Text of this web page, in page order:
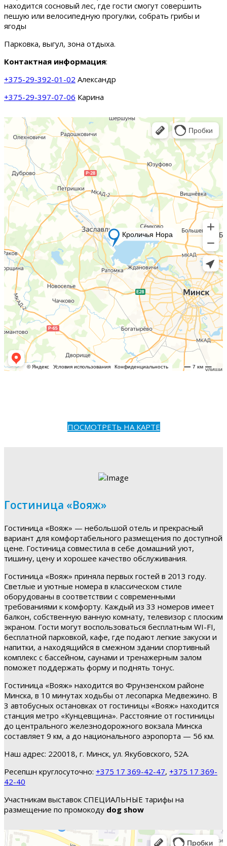
находится сосновый лес, где гости смогут совершить
пешую или велосипедную прогулки, собрать грибы и
ягоды
Парковка, выгул, зона отдыха.
Контактная информация:
+375-29-392-01-02 Александр
+375-29-397-07-06 Карина
ПОСМОТРЕТЬ НА КАРТЕ
Гостиница «Вояж»
Гостиница «Вояж» — небольшой отель и прекрасный
вариант для комфортабельного размещения по доступной
цене. Гостиница совместила в себе домашний уют,
тишину, цену и хорошее качество обслуживания.
Гостиница «Вояж» приняла первых гостей в 2013 году.
Светлые и уютные номера в классическом стиле
оборудованы в соответствии с современными
требованиями к комфорту. Каждый из 33 номеров имеет
балкон, собственную ванную комнату, телевизор с плоским
экраном. Гости могут воспользоваться бесплатным WI-FI,
бесплатной парковкой, кафе, где подают легкие закуски и
напитки, а находящийся в смежном здании спортивный
комплекс с бассейном, саунами и тренажерным залом
поможет поддержать форму и поднять тонус.
Гостиница «Вояж» находится во Фрунзенском районе
Минска, в 10 минутах ходьбы от лесопарка Медвежино. В
3 автобусных остановках от гостиницы «Вояж» находится
станция метро «Кунцевщина». Расстояние от гостиницы
до центрального железнодорожного вокзала Минска
составляет 9 км, а до национального аэропорта — 56 км.
Наш адрес: 220018, г. Минск, ул. Якубовского, 52А.
Ресепшн круглосуточно: +375 17 369-42-47, +375 17 369-
42-40
Участникам выставок СПЕЦИАЛЬНЫЕ тарифы на
размещение по промокоду dog show